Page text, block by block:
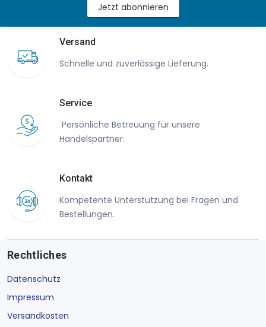
Jetzt abonnieren
Versand
Schnelle und zuverlässige Lieferung.
Service
Persönliche Betreuung für unsere
Handelspartner.
Kontakt
Kompetente Unterstützung bei Fragen und
Bestellungen.
Rechtliches
Datenschutz
Impressum
Versandkosten